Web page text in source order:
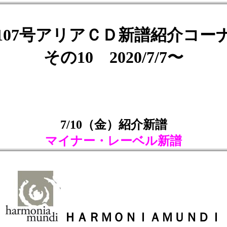
号アリアＣＤ新譜紹介コー
その10 2020/7/7〜
7/10（金）紹介新譜
マイナー・レーベル新譜
ＨＡＲＭＯＮＩＡＭＵＮＤＩ